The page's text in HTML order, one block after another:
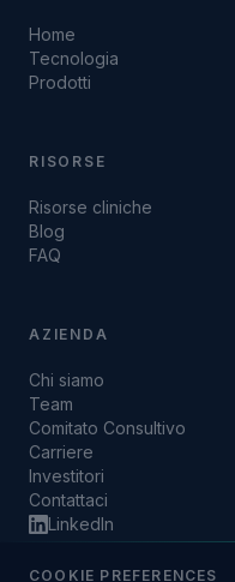
Home
Tecnologia
Prodotti
RISORSE
Risorse cliniche
Blog
FAQ
AZIENDA
Chi siamo
Team
Comitato Consultivo
Carriere
Investitori
Contattaci
LinkedIn
COOKIE PREFERENCES